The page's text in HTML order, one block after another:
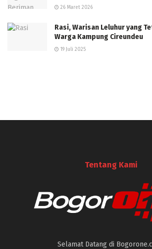
26 Maret 2026
Rasi, Warisan Leluhur yang
Warga Kampung Cireundeu
19 Juli 2025
Tentang Kami
Selamat Datang di